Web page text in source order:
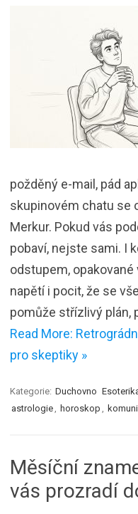
požděný e-mail, pád
skupinovém chatu se
Merkur. Pokud vás
pobaví, nejste sami. I
odstupem,
napětí i pocit, že se
pomůže střízlivý plán,
Read More:
pro skeptiky »
Kategorie: Duchovno
astrologie
horoskop
Měsíční
vás prozradí